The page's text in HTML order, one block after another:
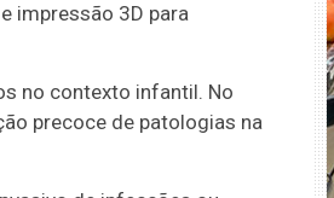
impressão 3D para
no contexto infantil. No
precoce de patologias na